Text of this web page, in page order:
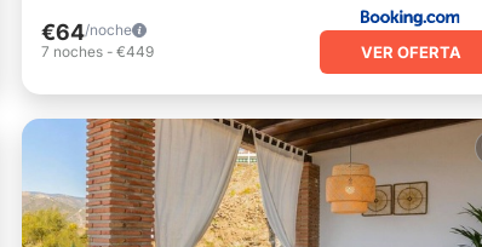
€64/noche
7 noches - €449 VER OFERTA